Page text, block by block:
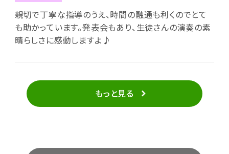
親切で丁寧な指導のうえ、時間の融通も利くのでとて
も助かっています。発表会もあり、生徒さんの演奏の素
晴らしさに感動しますよ♪
もっと見る